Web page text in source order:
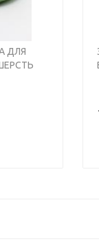
ДЛЯ